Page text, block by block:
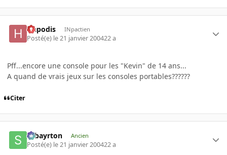
Hapodis INpactien
Posté(e) le 21 janvier 200422 a
Pff...encore une console pour les "Kevin" de 14 ans...
A quand de vrais jeux sur les consoles portables??????
Citer
sebayrton Ancien
Posté(e) le 21 janvier 200422 a